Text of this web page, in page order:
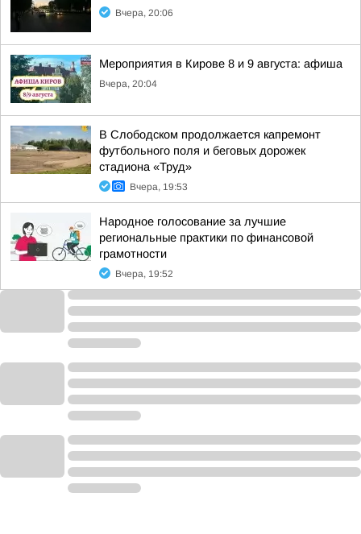
Вчера, 20:06
Мероприятия в Кирове 8 и 9 августа: афиша
Вчера, 20:04
В Слободском продолжается капремонт
футбольного поля и беговых дорожек
стадиона «Труд»
Вчера, 19:53
Народное голосование за лучшие
региональные практики по финансовой
грамотности
Вчера, 19:52